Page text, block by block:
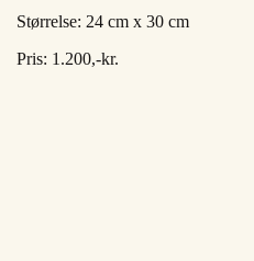
Størrelse: 24 cm x 30 cm
Pris: 1.200,-kr.